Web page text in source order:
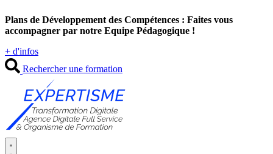
au
contenu
Plans de Développement des Compétences : Faites vous
accompagner par notre Equipe Pédagogique !
+ d'infos
Rechercher une formation